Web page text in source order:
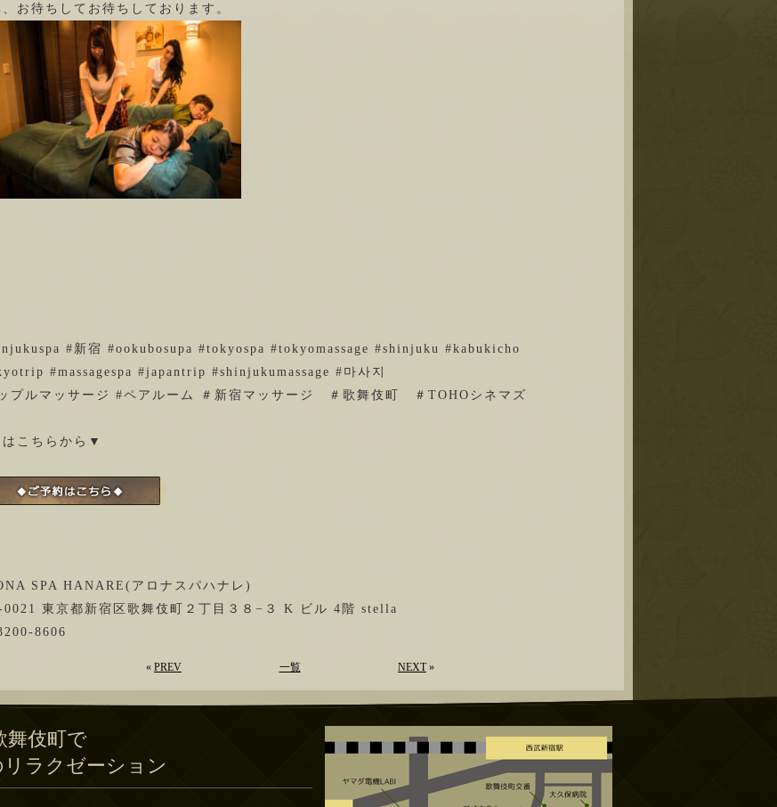
お待ちしてお待ちしております。
#新宿 #ookubosupa #tokyospa #tokyomassage #shinjuku #kabukicho
#massagespa #japantrip #shinjukumassage #마사지
プルマッサージ #ペアルーム ＃新宿マッサージ ＃歌舞伎町 ＃ TOHOシネマズ
はこちらから▼
SPA HANARE(アロナスパハナレ)
0021 東京都新宿区歌舞伎町２丁目３８−３ K ビル 4階 stella
8606
« PREV 一覧 NEXT»
舞伎町で
ラクゼーション